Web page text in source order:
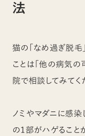
法
猫の「なめ過ぎ脱毛
ことは「他の病気の
院で相談してみてく
ノミやマダニに感染
の1部がハゲること